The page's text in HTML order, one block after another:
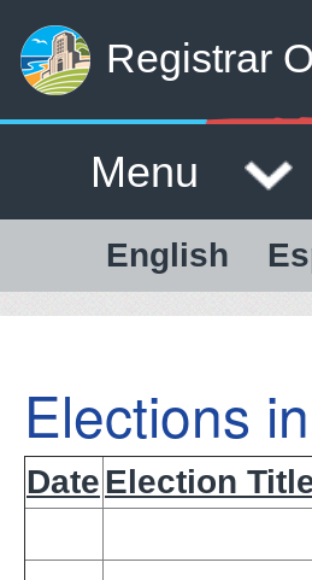
Registrar
Menu
English
Elections
DateElection